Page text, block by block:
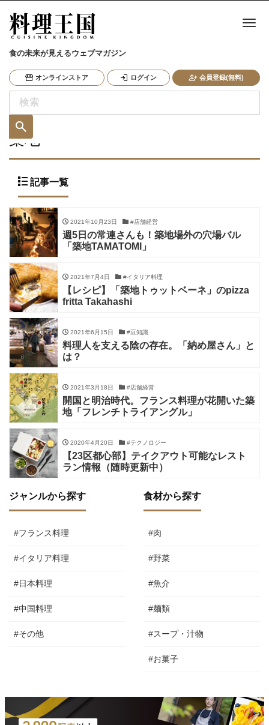
食の未来が見えるウェブマガジン
オンラインストア ログイン 会員登録(無料)
ナ
築地
記事一覧
2021年10月23日 #店舗経営
週5日の常連さんも！築地場外の穴場バル
「築地TAMATOMI」
2021年7月4日 #イタリア料理
【レシピ】「築地トゥットベーネ」のpizza
fritta Takahashi
2021年6月15日 #豆知識
料理人を支える陰の存在。「納め屋さん」と
は？
2021年3月18日 #店舗経営
開国と明治時代。フランス料理が花開いた築
地「フレンチトライアングル」
2020年4月20日 #テクノロジー
【23区都心部】テイクアウト可能なレスト
ラン情報（随時更新中）
ジャンルから探す
#フランス料理
#イタリア料理
#日本料理
#中国料理
#その他
食材から探す
#肉
#野菜
#魚介
#麺類
#スープ・汁物
#お菓子